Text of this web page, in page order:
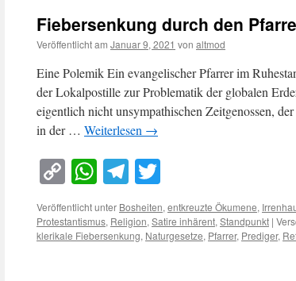
Fiebersenkung durch den
Veröffentlicht am Januar 9, 2021 von altmod
Eine Polemik Ein evangelischer Pfarrer im
der Lokalpostille zur Problematik der globalen
eigentlich nicht unsympathischen Zeitgenossen,
in der … Weiterlesen →
Copy
Link
WhatsApp
Telegram
Veröffentlicht unter Bosheiten,entkreuzte Ökumene,
Protestantismus, Religion,Satire inhärent,Standpunkt |
klerikale Fiebersenkung, Naturgesetze, Pfarrer, Prediger,